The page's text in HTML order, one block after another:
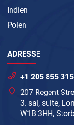
Indien
Polen
ADRESSE
+1 205 855
207 Regent
3. sal, suite,
W1B 3HH,